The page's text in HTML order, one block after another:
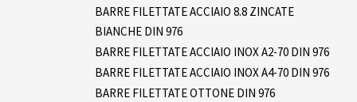
BARRE FILETTATE ACCIAIO 8.8 ZINCATE
BIANCHE DIN 976
BARRE FILETTATE ACCIAIO INOX A2-70 DIN 976
BARRE FILETTATE ACCIAIO INOX A4-70 DIN 976
BARRE FILETTATE OTTONE DIN 976